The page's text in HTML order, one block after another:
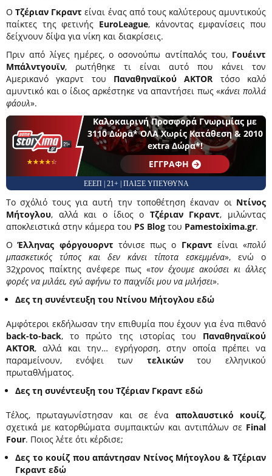
ΟΤζέριαν Γκραντ είναι ένας από τους καλύτερους αμυντικούς
παίκτες της φετινής EuroLeague, κάνοντας εμφανίσεις που
δείχνουν δίψα για νίκη και διακρίσεις.
Πριν από λίγες ημέρες, ο οσονούπω αντίπαλός του, Γουέιντ
Μπάλντγουϊν, ρωτήθηκε τι είναι αυτό που κάνει τον
Αμερικανό γκαρντ του ΠαναθηναϊκούAKTOR τόσο καλό
αμυντικό και ο ίδιος αρκέστηκε να απαντήσει πως «κάνει πολλά
φάουλ».
☆☆☆☆☆
★★★★★
Καλοκαιρινή Προσφορά Γνωριμίας με
3110 Δώρα* ΟΛΑ Χωρίς Κατάθεση & 2010
extra Δώρα*!
EΓΓΡΑΦΗ
ΕΕΕΠ | 21+ | ΠΑΙΞΕ ΥΠΕΥΘΥΝΑ
Το σχόλιό τους για αυτή την τοποθέτηση έκαναν οι Ντίνος
Μήτογλου, αλλά και ο ίδιος ο Τζέριαν Γκραντ, μιλώντας
αποκλειστικά στην κάμερα του PS Blog του Pamestoixima.gr.
ΟΈλληνας φόργουορντ τόνισε πως ο Γκραντ είναι «πολύ
μπασκετικός τύπος και δεν κάνει τίποτα εσκεμμένα», ενώ ο
32χρονος παίκτης ανέφερε πως «τον έχουμε ακούσει κι άλλες
φορές να μιλάει, εγώ αφήνω το παιχνίδι μου να μιλήσει».
Δες τη συνέντευξη του Ντίνου Μήτογλου εδώ
Αμφότεροι εκδήλωσαν την επιθυμία που έχουν για ένα πιθανό
back-to-back, το πρώτο της ιστορίας του Παναθηναϊκού
AKTOR, αλλά και την… εγρήγορση, στην οποία πρέπει να
παραμείνουν, ενόψει των τελικώντου ελληνικού
πρωταθλήματος.
Δες τη συνέντευξη του Τζέριαν Γκραντ εδώ
Τέλος, πρωταγωνίστησαν και σε ένα απολαυστικό κουίζ,
σχετικά με κατορθώματα συμπαικτών και αντιπάλων σε Final
Four. Ποιος λέτε ότι κέρδισε;
Δες το κουίζ που απάντησαν Ντίνος Μήτογλου & Τζέριαν
Γκραντ εδώ